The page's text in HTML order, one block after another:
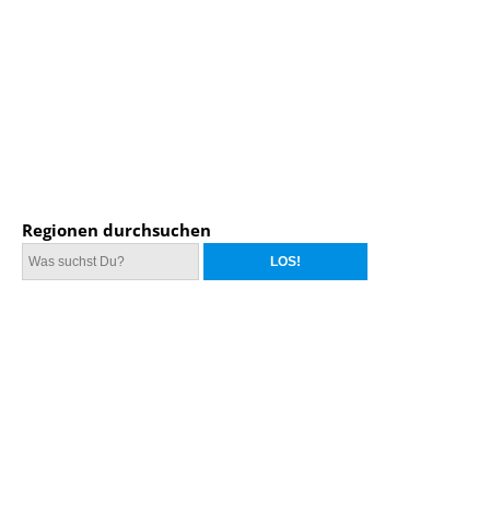
Regionen durchsuchen